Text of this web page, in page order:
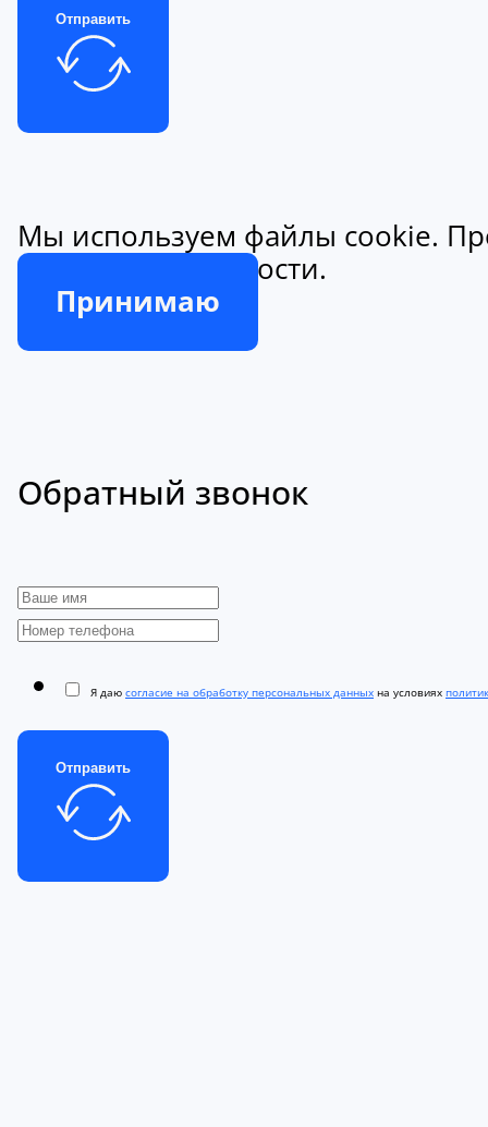
Отправить
Мы используем файлы cookie.
конфиденциальности.
Принимаю
Обратный звонок
Я даю согласие на обработку персональных данных на условиях
Отправить